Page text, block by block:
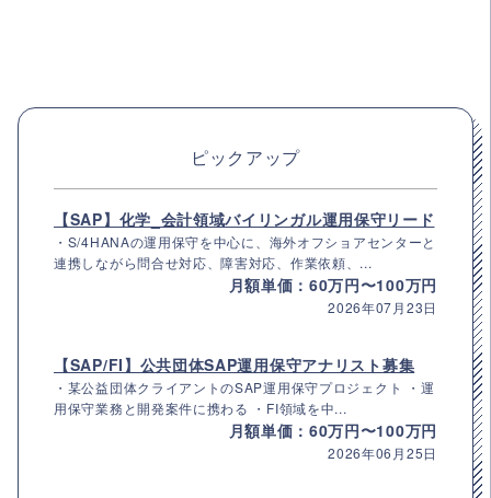
ピックアップ
【SAP】化学_会計領域バイリンガル運用保守リード
・S/4HANAの運用保守を中心に、海外オフショアセンターと
連携しながら問合せ対応、障害対応、作業依頼、...
月額単価：60万円〜100万円
2026年07月23日
【SAP/FI】公共団体SAP運用保守アナリスト募集
・某公益団体クライアントのSAP運用保守プロジェクト ・運
用保守業務と開発案件に携わる ・FI領域を中...
月額単価：60万円〜100万円
2026年06月25日